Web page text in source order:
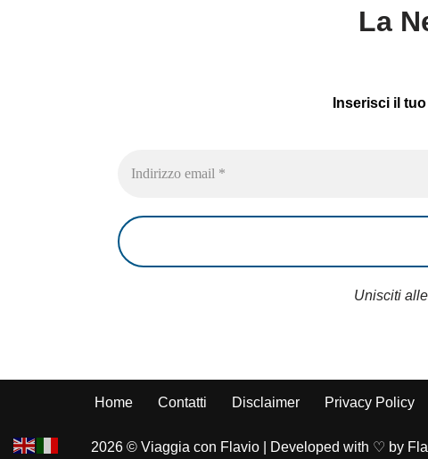
La
Inserisci il
Unisciti
Home Contatti Disclaimer Privacy Policy
2026 © Viaggia con Flavio | Developed with ♡ by